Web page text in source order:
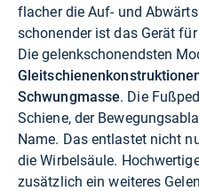
flacher die Auf- und
schonender ist das Gerät für
Die gelenkschonendsten
Schwungmasse. Die
Schiene, der
Name. Das entlastet nicht
die Wirbelsäule.
zusätzlich ein weiteres